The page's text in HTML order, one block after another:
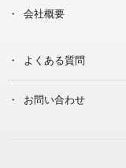
会社概要
よくある質問
お問い合わせ